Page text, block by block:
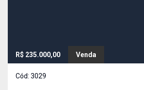
R$ 235.000,00 Venda
Cód: 3029